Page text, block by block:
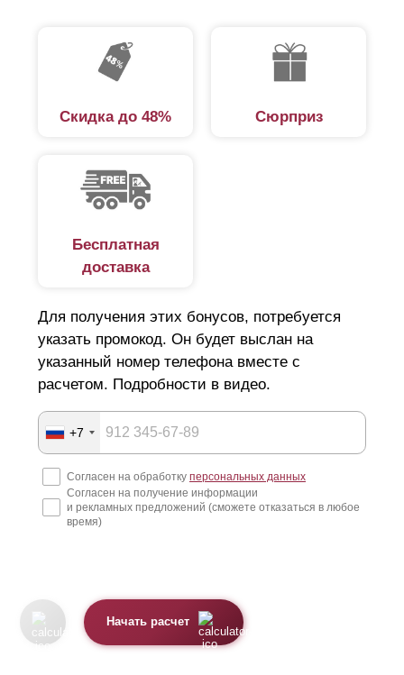
Скидка до 48% Сюрприз
Бесплатная
доставка
Для получения этих бонусов, потребуется
указать промокод. Он будет выслан на
указанный номер телефона вместе с
расчетом. Подробности в видео.
+7
Согласен на обработку персональных данных
Согласен на получение информации
и рекламных предложений (сможете отказаться в любое
время)
Начать расчет